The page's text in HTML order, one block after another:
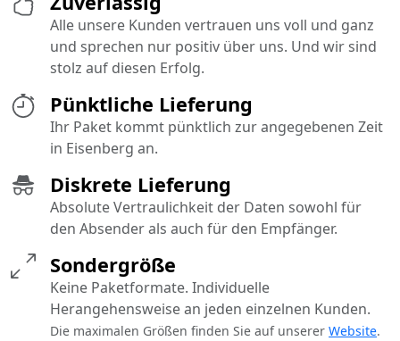
Pünktliche Lieferung
Ihr Paket kommt pünktlich zur angegebenen Zeit
in Eisenberg an.
Diskrete Lieferung
Absolute Vertraulichkeit der Daten sowohl für
den Absender als auch für den Empfänger.
Sondergröße
Keine Paketformate. Individuelle
Herangehensweise an jeden einzelnen Kunden.
Die maximalen Größen finden Sie auf unserer Website.
Alle unsere Kunden vertrauen uns voll und ganz
und sprechen nur positiv über uns. Und wir sind
stolz auf diesen Erfolg.